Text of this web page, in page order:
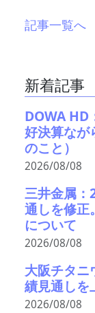
記事一覧へ
新着記事
DOWA HD
好決算なが
のこと）
2026/08/08
三井金属
通しを修正
について
2026/08/08
大阪チタ
績見通しを
2026/08/08